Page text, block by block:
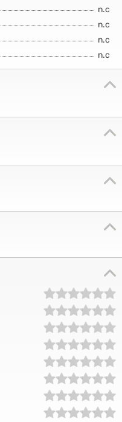
n.c
n.c
n.c
n.c